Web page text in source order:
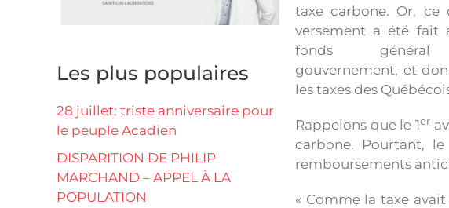
taxe carbone. Or, ce
versement a été fait
fonds
gouvernement, et
les taxes des
Rappelons que le 1er
carbone. Pourtant,
remboursements
« Comme la taxe
Les plus populaires
28 juillet: triste anniversaire pour
le peuple Acadien
DISPARITION DE PHILIP
MARCHAND – APPEL À LA
POPULATION